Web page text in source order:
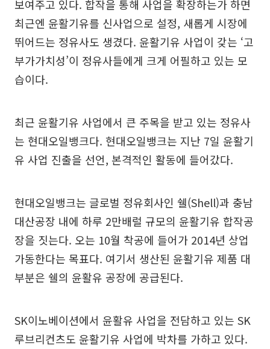
보여주고 있다. 합작을 통해 사업을 확장하는가 하면
최근엔 윤활기유를 신사업으로 설정, 새롭게 시장에
뛰어드는 정유사도 생겼다. 윤활기유 사업이 갖는 ‘고
부가가치성’이 정유사들에게 크게 어필하고 있는 모
습이다.
최근 윤활기유 사업에서 큰 주목을 받고 있는 정유사
는 현대오일뱅크다. 현대오일뱅크는 지난 7일 윤활기
유 사업 진출을 선언, 본격적인 활동에 들어갔다.
현대오일뱅크는 글로벌 정유회사인 쉘(Shell)과 충남
대산공장 내에 하루 2만배럴 규모의 윤활기유 합작공
장을 짓는다. 오는 10월 착공에 들어가 2014년 상업
가동한다는 목표다. 여기서 생산된 윤활기유 제품 대
부분은 쉘의 윤활유 공장에 공급된다.
SK이노베이션에서 윤활유 사업을 전담하고 있는 SK
루브리컨츠도 윤활기유 사업에 박차를 가하고 있다.